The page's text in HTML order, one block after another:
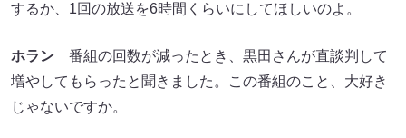
するか、1回の放送を6時間くらいにしてほしいのよ。
ホラン 番組の回数が減ったとき、黒田さんが直談判して
増やしてもらったと聞きました。この番組のこと、大好き
じゃないですか。